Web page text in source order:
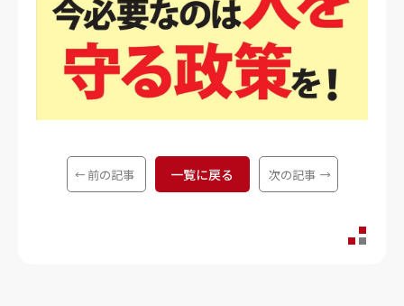
前の記事 一覧に戻る 次の記事